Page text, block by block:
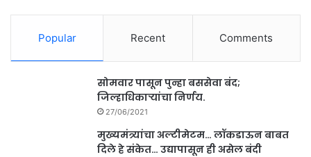
Popular Recent Comments
सोमवार पासून पुन्हा बससेवा बंद;
जिल्हाधिकाऱ्यांचा निर्णय.
27/06/2021
मुख्यमंत्र्यांचा अल्टीमेटम… लॉकडाऊन बाबत
दिले हे संकेत… उद्यापासून ही असेल बंदी